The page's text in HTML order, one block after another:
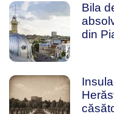
Bila
din